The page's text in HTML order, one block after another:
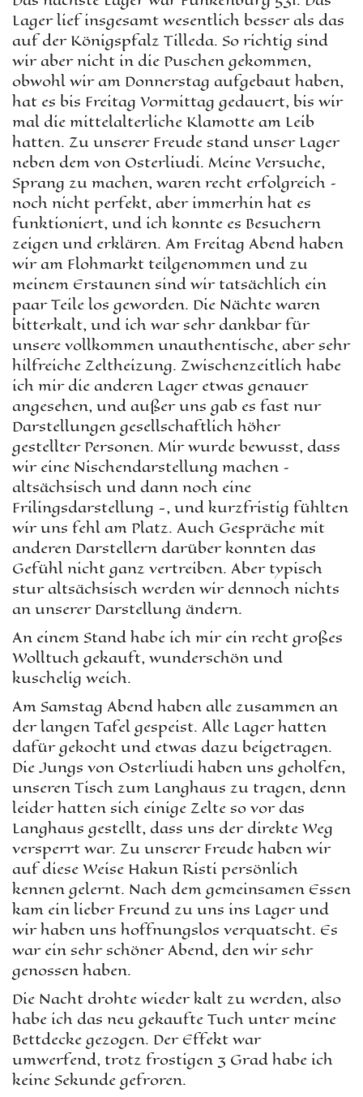
Lager lief insgesamt wesentlich besser als das
auf der Königspfalz Tilleda. So richtig sind
wir aber nicht in die Puschen gekommen,
obwohl wir am Donnerstag aufgebaut haben,
hat es bis Freitag Vormittag gedauert, bis wir
mal die mittelalterliche Klamotte am Leib
hatten. Zu unserer Freude stand unser Lager
neben dem von Osterliudi. Meine Versuche,
Sprang zu machen, waren recht erfolgreich –
noch nicht perfekt, aber immerhin hat es
funktioniert, und ich konnte es Besuchern
zeigen und erklären. Am Freitag Abend haben
wir am Flohmarkt teilgenommen und zu
meinem Erstaunen sind wir tatsächlich ein
paar Teile los geworden. Die Nächte waren
bitterkalt, und ich war sehr dankbar für
unsere vollkommen unauthentische, aber sehr
hilfreiche Zeltheizung. Zwischenzeitlich habe
ich mir die anderen Lager etwas genauer
angesehen, und außer uns gab es fast nur
Darstellungen gesellschaftlich höher
gestellter Personen. Mir wurde bewusst, dass
wir eine Nischendarstellung machen –
altsächsisch und dann noch eine
Frilingsdarstellung -, und kurzfristig fühlten
wir uns fehl am Platz. Auch Gespräche mit
anderen Darstellern darüber konnten das
Gefühl nicht ganz vertreiben. Aber typisch
stur altsächsisch werden wir dennoch nichts
an unserer Darstellung ändern.
An einem Stand habe ich mir ein recht großes
Wolltuch gekauft, wunderschön und
kuschelig weich.
Am Samstag Abend haben alle zusammen an
der langen Tafel gespeist. Alle Lager hatten
dafür gekocht und etwas dazu beigetragen.
Die Jungs von Osterliudi haben uns geholfen,
unseren Tisch zum Langhaus zu tragen, denn
leider hatten sich einige Zelte so vor das
Langhaus gestellt, dass uns der direkte Weg
versperrt war. Zu unserer Freude haben wir
auf diese Weise Hakun Risti persönlich
kennen gelernt. Nach dem gemeinsamen Essen
kam ein lieber Freund zu uns ins Lager und
wir haben uns hoffnungslos verquatscht. Es
war ein sehr schöner Abend, den wir sehr
genossen haben.
Die Nacht drohte wieder kalt zu werden, also
habe ich das neu gekaufte Tuch unter meine
Bettdecke gezogen. Der Effekt war
umwerfend, trotz frostigen 3 Grad habe ich
keine Sekunde gefroren.